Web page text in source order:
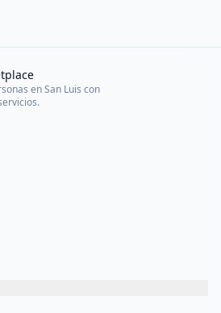
en San Luis con